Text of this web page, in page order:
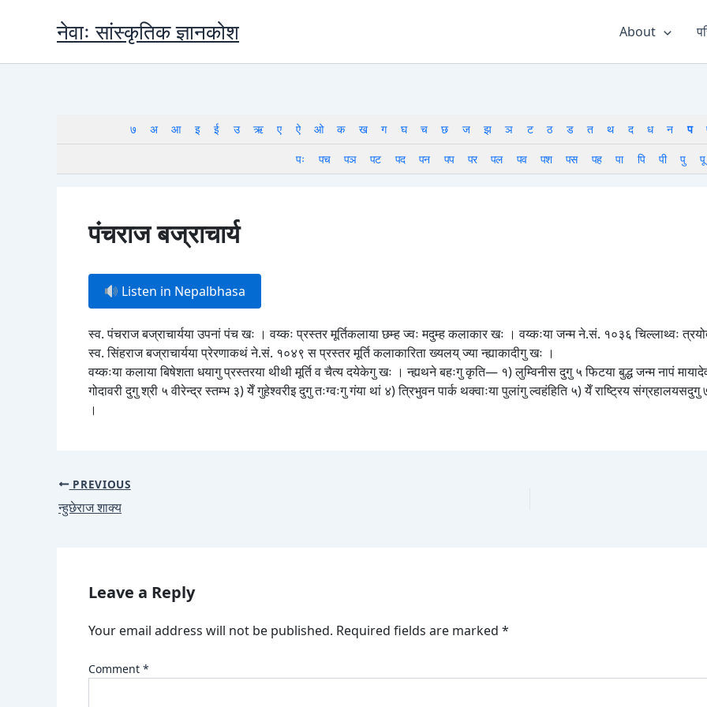
नेवाः सांस्कृतिक ज्ञानकोश About
७ अ आ इ ई उ ऋ ए ऐ ओ क ख ग घ च छ ज झ ञ ट ठ ड त थ द ध न प
पः
पच पञ पट पद पन पप पर पल पव पश पस पह पा पि पी पु पू
पंचराज बज्राचार्य
Listen in Nepalbhasa
स्व. पंचराज बज्राचार्यया उपनां पंच खः । वय्कः प्रस्तर मूर्तिकलाया छम्ह ज्वः मदुम्ह कलाकार खः । वय्कःया जन्म ने.सं. १०३६ चिल्लाथ्वः
स्व. सिंहराज बज्राचार्यया प्रेरणाकथं ने.सं. १०४९ स प्रस्तर मूर्ति कलाकारिता ख्यलय् ज्या न्ह्याकादीगु खः ।
वय्कःया कलाया बिषेशता धयागु प्रस्तरया थीथी मूर्ति व चैत्य दयेकेगु खः । न्ह्यथने बहःगु कृति— १) लुम्विनीस दुगु ५ फिटया बुद्ध जन्म नापं
गोदावरी दुगु श्री ५ वीरेन्द्र स्तम्भ ३) येँ गुहेश्वरीइ दुगु तःग्वःगु गंया थां ४) त्रिभुवन पार्क थक्वाःया पुलांगु ल्वहंहिति ५) येँ राष्ट्रिय
।
PREVIOUS
न्हुछेराज शाक्य
Leave a Reply
Your email address will not be published. Required fields are marked *
Comment *